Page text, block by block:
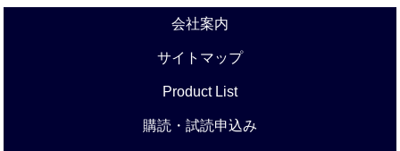
会社案内
サイトマップ
Product List
購読・試読申込み